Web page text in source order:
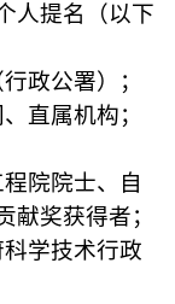
人提名（以下
政公署）；
直属机构；
院院士、自
献奖获得者；
科学技术行政